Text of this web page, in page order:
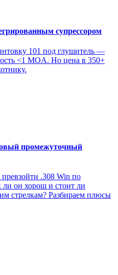
супрессором
101 под глушитель —
<1 MOA. Но цена в 350+
промежуточный
.308 Win по
он хорош и стоит ли
стрелкам? Разбираем плюсы